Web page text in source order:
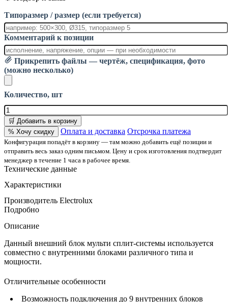
Типоразмер / размер (если требуется)
Комментарий к позиции
Прикрепить файлы — чертёж, спецификация, фото
(можно несколько)
Количество, шт
🛒 Добавить в корзину
% Хочу скидку
Оплата и доставка Отсрочка платежа
Конфигурация попадёт в корзину — там можно добавить ещё позиции и
отправить весь заказ одним письмом. Цену и срок изготовления подтвердит
менеджер в течение 1 часа в рабочее время.
Технические данные
Характеристики
Производитель Electrolux
Подробно
Описание
Данный внешний блок мульти сплит-системы используется
совместно с внутренними блоками различного типа и
мощности.
Отличительные особенности
Возможность подключения до 9 внутренних блоков